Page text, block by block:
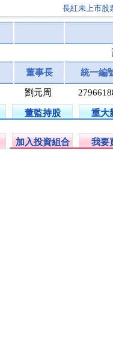
長紅未上市股
董事長 統一編
劉元周
董監持股 重大
加入投資組合 我要